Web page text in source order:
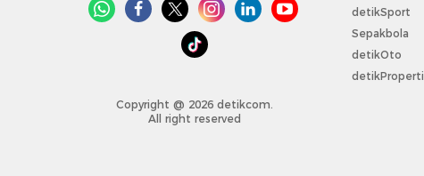
Copyright @ 2026 detikcom.
All right reserved
detikSport
Sepakbola
detikOto
detikProperti